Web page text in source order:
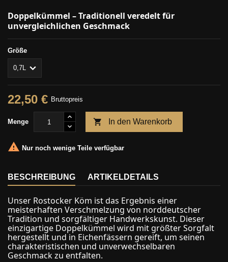
Doppelkümmel – Traditionell veredelt für
unvergleichlichen Geschmack
Größe
22,50 € Bruttopreis
Menge  In den Warenkorb
 Nur noch wenige Teile verfügbar
BESCHREIBUNG ARTIKELDETAILS
Unser Rostocker Köm ist das Ergebnis einer
meisterhaften Verschmelzung von norddeutscher
Tradition und sorgfältiger Handwerkskunst. Dieser
einzigartige Doppelkümmel wird mit größter Sorgfalt
hergestellt und in Eichenfässern gereift, um seinen
charakteristischen und unverwechselbaren
Geschmack zu entfalten.